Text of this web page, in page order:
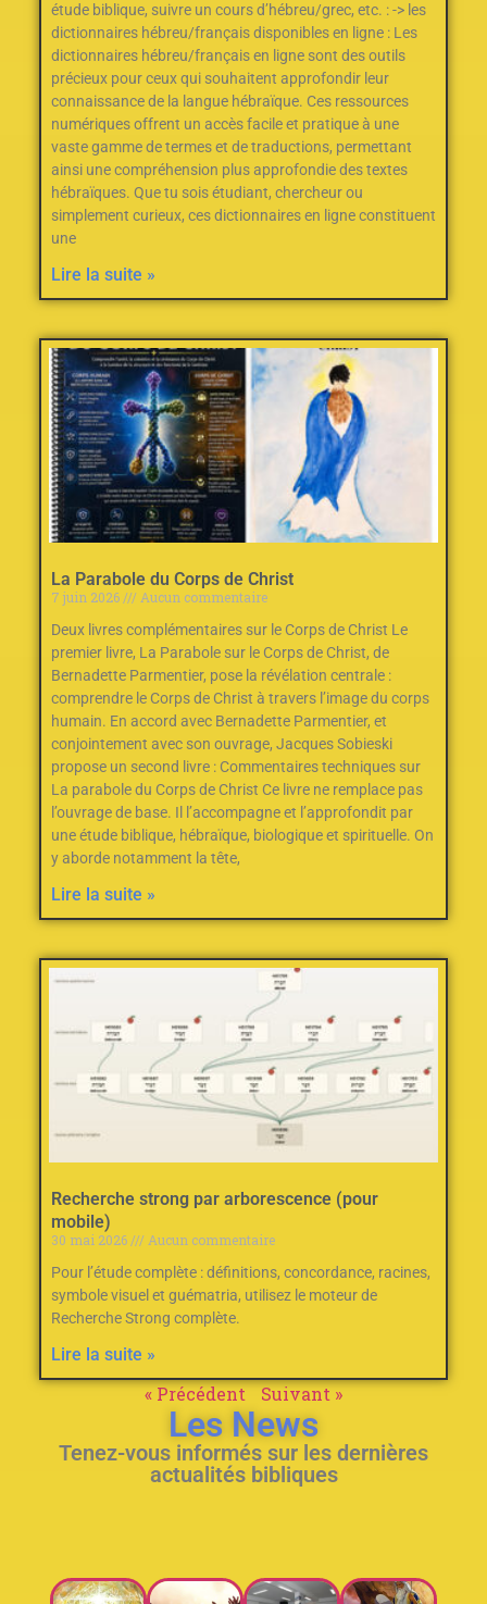
étude biblique, suivre un cours d’hébreu/grec, etc. : -> les
dictionnaires hébreu/français disponibles en ligne : Les
dictionnaires hébreu/français en ligne sont des outils
précieux pour ceux qui souhaitent approfondir leur
connaissance de la langue hébraïque. Ces ressources
numériques offrent un accès facile et pratique à une
vaste gamme de termes et de traductions, permettant
ainsi une compréhension plus approfondie des textes
hébraïques. Que tu sois étudiant, chercheur ou
simplement curieux, ces dictionnaires en ligne constituent
une
Lire la suite »
La Parabole du Corps de Christ
7 juin 2026
Aucun commentaire
Deux livres complémentaires sur le Corps de Christ Le
premier livre, La Parabole sur le Corps de Christ, de
Bernadette Parmentier, pose la révélation centrale :
comprendre le Corps de Christ à travers l’image du corps
humain. En accord avec Bernadette Parmentier, et
conjointement avec son ouvrage, Jacques Sobieski
propose un second livre : Commentaires techniques sur
La parabole du Corps de Christ Ce livre ne remplace pas
l’ouvrage de base. Il l’accompagne et l’approfondit par
une étude biblique, hébraïque, biologique et spirituelle. On
y aborde notamment la tête,
Lire la suite »
Recherche strong par arborescence (pour
mobile)
30 mai 2026
Aucun commentaire
Pour l’étude complète : définitions, concordance, racines,
symbole visuel et guématria, utilisez le moteur de
Recherche Strong complète.
Lire la suite »
« Précédent Suivant »
Les News
Tenez-vous informés sur les dernières
actualités bibliques